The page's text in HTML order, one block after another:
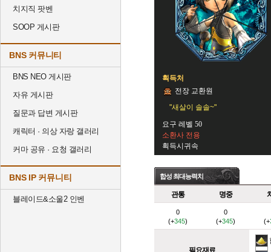
치지직 팟벤
SOOP 게시판
BNS 커뮤니티
BNS NEO 게시판
자유 게시판
질문과 답변 게시판
캐릭터 · 의상 자랑 갤러리
커마 공유 · 요청 갤러리
BNS IP 커뮤니티
블레이드&소울2 인벤
획득처
전장 교환원
"새살이 솔솔~"
요구 레벨 50
소환사 전용
획득시귀속
합성 최대능력치
관통 명중
0
(+345)
0
(+345) (+
필요재료